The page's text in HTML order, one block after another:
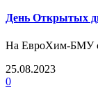
День Открытых
На ЕвроХим-БМУ
25.08.2023
0